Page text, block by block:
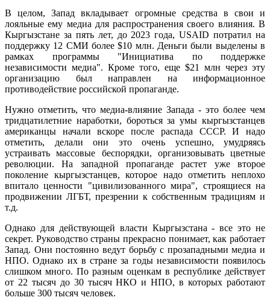
В целом, Запад вкладывает огромные средства в свои и
лояльные ему медиа для распространения своего влияния. В
Кыргызстане за пять лет, до 2023 года, USAID потратил на
поддержку 12 СМИ более $10 млн. Деньги были выделены в
рамках программы "Инициатива по поддержке
независимости медиа". Кроме того, еще $21 млн через эту
организацию был направлен на информационное
противодействие российской пропаганде.
Нужно отметить, что медиа-влияние Запада - это более чем
тридцатилетние наработки, бороться за умы кыргызстанцев
американцы начали вскоре после распада СССР. И надо
отметить, делали они это очень успешно, умудряясь
устраивать массовые беспорядки, организовывать цветные
революции. На западной пропаганде растет уже второе
поколение кыргызстанцев, которое надо отметить неплохо
впитало ценности "цивилизованного мира", строящиеся на
продвижении ЛГБТ, презрении к собственным традициям и
т.д.
Однако для действующей власти Кыргызстана - все это не
секрет. Руководство страны прекрасно понимает, как работает
Запад. Они постоянно ведут борьбу с прозападными медиа и
НПО. Однако их в стране за годы независимости появилось
слишком много. По разным оценкам в республике действует
от 22 тысяч до 30 тысяч НКО и НПО, в которых работают
больше 300 тысяч человек.